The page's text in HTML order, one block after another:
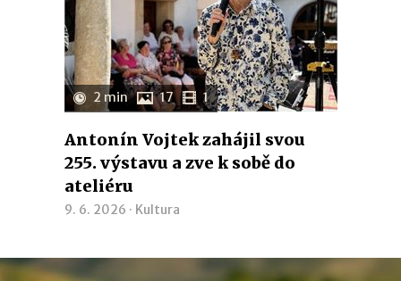
2 min 17 1
Antonín Vojtek zahájil svou
255. výstavu a zve k sobě do
ateliéru
9. 6. 2026 · Kultura